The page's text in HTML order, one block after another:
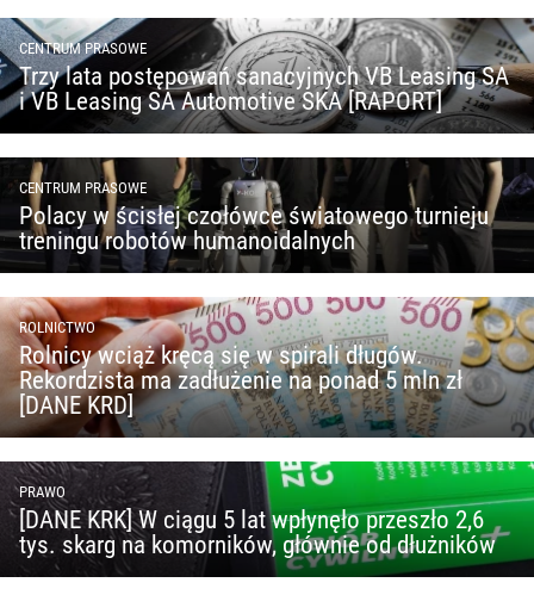
CENTRUM PRASOWE
Trzy lata postępowań sanacyjnych VB Leasing SA
i VB Leasing SA Automotive SKA [RAPORT]
CENTRUM PRASOWE
Polacy w ścisłej czołówce światowego turnieju
treningu robotów humanoidalnych
ROLNICTWO
Rolnicy wciąż kręcą się w spirali długów.
Rekordzista ma zadłużenie na ponad 5 mln zł
[DANE KRD]
PRAWO
[DANE KRK] W ciągu 5 lat wpłynęło przeszło 2,6
tys. skarg na komorników, głównie od dłużników